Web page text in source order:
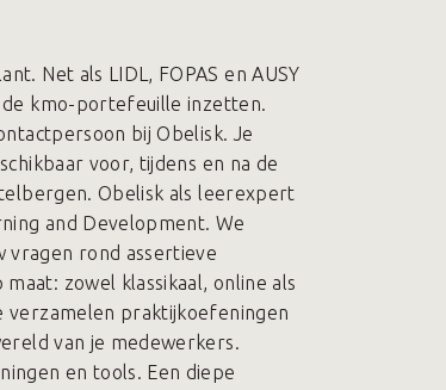
Net als LIDL, FOPAS en AUSY
de kmo-portefeuille inzetten.
bij Obelisk. Je
voor, tijdens en na de
Obelisk als leerexpert
and Development. We
vragen rond assertieve
zowel klassikaal, online als
verzamelen praktijkoefeningen
van je medewerkers.
en tools. Een diepe